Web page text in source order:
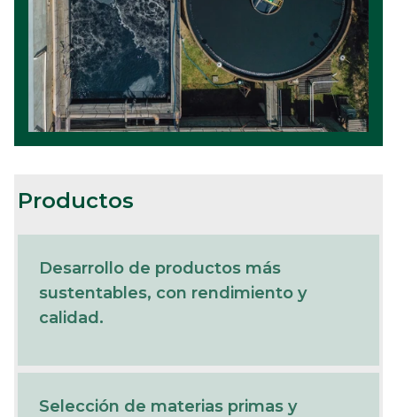
Productos
Desarrollo de productos más
sustentables, con rendimiento y
calidad.
Selección de materias primas y